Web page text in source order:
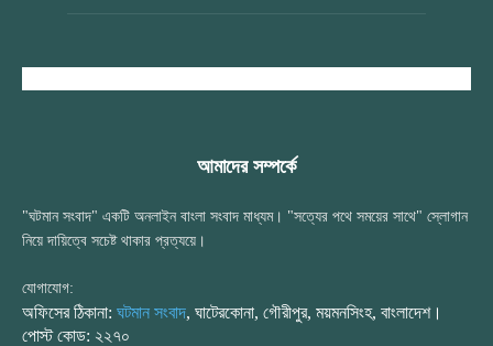
আমাদের সম্পর্কে
"ঘটমান সংবাদ" একটি অনলাইন বাংলা সংবাদ মাধ্যম। "সত্যের পথে সময়ের সাথে" স্লোগান
নিয়ে দায়িত্বে সচেষ্ট থাকার প্রত্যয়ে।
যোগাযোগ:
অফিসের ঠিকানা: ঘটমান সংবাদ, ঘাটেরকোনা, গৌরীপুর, ময়মনসিংহ, বাংলাদেশ।
পোস্ট কোড: ২২৭০